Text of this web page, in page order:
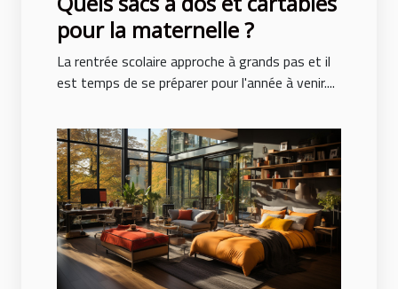
pour la maternelle ?
La rentrée scolaire approche à grands pas et il
est temps de se préparer pour l'année à venir....